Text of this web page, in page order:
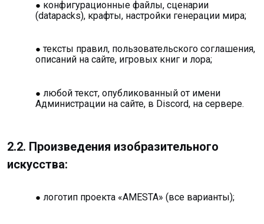
конфигурационные файлы, сценарии
(datapacks), крафты, настройки генерации мира;
тексты правил, пользовательского соглашения,
описаний на сайте, игровых книг и лора;
любой текст, опубликованный от имени
Администрации на сайте, в Discord, на сервере.
2.2. Произведения изобразительного
искусства:
логотип проекта «AMESTA» (все варианты);